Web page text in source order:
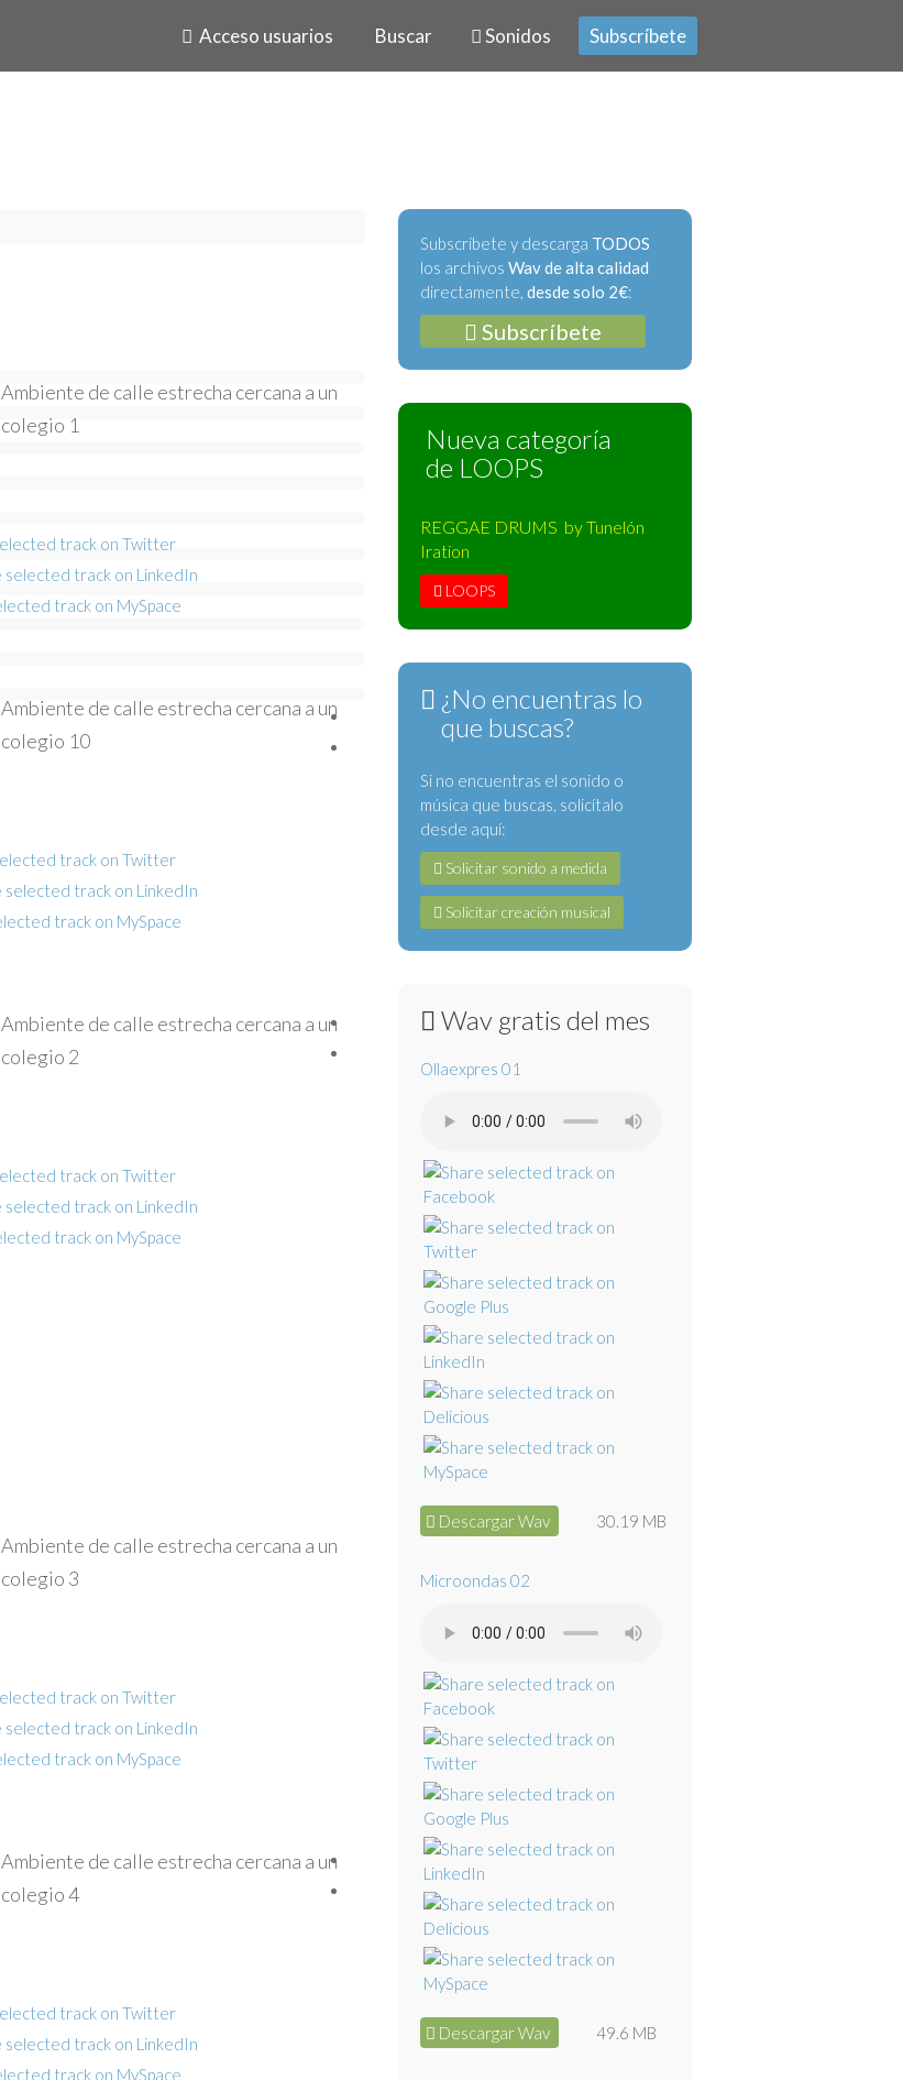
Acceso usuarios Buscar Sonidos Subscríbete
Ambiente de calle estrecha cercana a un
colegio 1
Ambiente de calle estrecha cercana a un
colegio 10
Ambiente de calle estrecha cercana a un
colegio 2
Ambiente de calle estrecha cercana a un
colegio 3
Ambiente de calle estrecha cercana a un
colegio 4
Subscríbete y descarga TODOS
los archivos Wav de alta calidad
directamente, desde solo 2€:
Subscríbete
Nueva categoría
de LOOPS
REGGAE DRUMS by Tunelón
Iration
LOOPS
¿No encuentras lo
que buscas?
Si no encuentras el sonido o
música que buscas, solicítalo
desde aquí:
Solicitar sonido a medida
Solicitar creación musical
Wav gratis del mes
Ollaexpres 01
Descargar Wav 30.19 MB
Microondas 02
Descargar Wav 49.6 MB